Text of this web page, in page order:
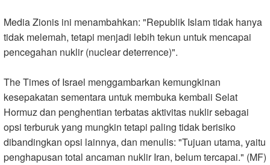
Media Zionis ini menambahkan: "Republik Islam tidak hanya
tidak melemah, tetapi menjadi lebih tekun untuk mencapai
pencegahan nuklir (nuclear deterrence)."
The Times of Israel menggambarkan kemungkinan
kesepakatan sementara untuk membuka kembali Selat
Hormuz dan penghentian terbatas aktivitas nuklir sebagai
opsi terburuk yang mungkin tetapi paling tidak berisiko
dibandingkan opsi lainnya, dan menulis: "Tujuan utama, yaitu
penghapusan total ancaman nuklir Iran, belum tercapai." (MF)